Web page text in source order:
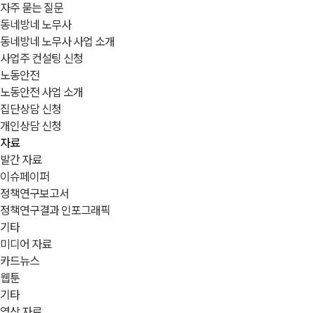
자주 묻는 질문
동네방네 노무사
동네방네 노무사 사업 소개
사업주 컨설팅 신청
노동안전
노동안전 사업 소개
집단상담 신청
개인상담 신청
자료
발간 자료
이슈페이퍼
정책연구보고서
정책연구결과 인포그래픽
기타
미디어 자료
카드뉴스
웹툰
기타